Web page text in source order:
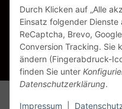
Durch Klicken auf „Alle
Einsatz folgender Dienste
ReCaptcha, Brevo,
Conversion Tracking. Sie
ändern (Fingerabdruck-
finden Sie unter
Datenschutzerklärung.
Impressum
Spedition Schenker
* Alle Preise inkl. gesetzlicher
Abkürzungen und Logos sind